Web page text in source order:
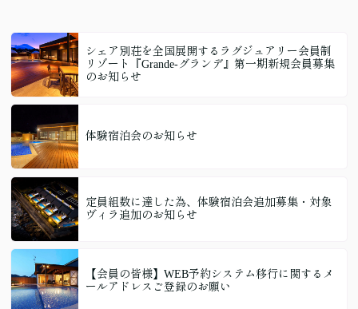
シェア別荘を全国展開するラグジュアリー会員制
リゾート『Grande-グランデ』第一期新規会員募集
のお知らせ
体験宿泊会のお知らせ
定員組数に達した為、体験宿泊会追加募集・対象
ヴィラ追加のお知らせ
【会員の皆様】WEB予約システム移行に関するメ
ールアドレスご登録のお願い